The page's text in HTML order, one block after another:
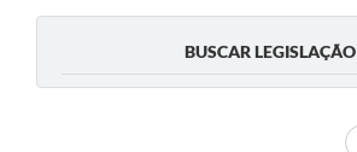
BUSCAR LEGISLAÇÃO